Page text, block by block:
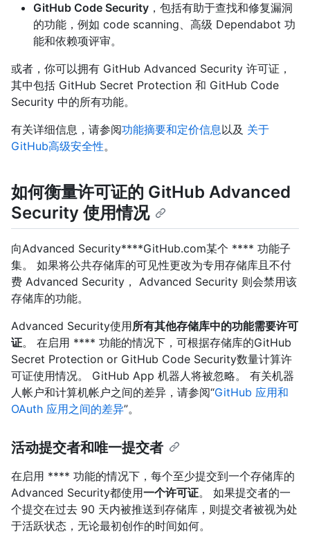
GitHub Code Security ，包括有助于查找和修复漏洞
的功能，例如 code scanning、高级 Dependabot 功
能和依赖项评审。
或者，你可以拥有 GitHub Advanced Security 许可证，
其中包括 GitHub Secret Protection 和 GitHub Code
Security 中的所有功能。
有关详细信息，请参阅功能摘要和定价信息以及 关于
GitHub高级安全性。
如何衡量许可证的 GitHub Advanced
Security 使用情况
向Advanced Security****GitHub.com某个 **** 功能子
集。 如果将公共存储库的可见性更改为专用存储库且不付
费 Advanced Security， Advanced Security 则会禁用该
存储库的功能。
Advanced Security使用所有其他存储库中的功能需要许可
证。 在启用 **** 功能的情况下，可根据存储库的GitHub
Secret Protection or GitHub Code Security数量计算许
可证使用情况。 GitHub App 机器人将被忽略。 有关机器
人帐户和计算机帐户之间的差异，请参阅“GitHub 应用和
OAuth 应用之间的差异”。
活动提交者和唯一提交者
在启用 **** 功能的情况下，每个至少提交到一个存储库的
Advanced Security都使用一个许可证。 如果提交者的一
个提交在过去 90 天内被推送到存储库，则提交者被视为处
于活跃状态，无论最初创作的时间如何。